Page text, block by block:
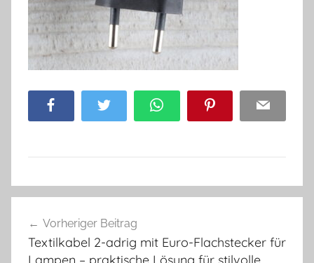
Facebook Twitter WhatsApp Pinterest Email
Vorheriger Beitrag
Textilkabel 2-adrig mit Euro-Flachstecker für